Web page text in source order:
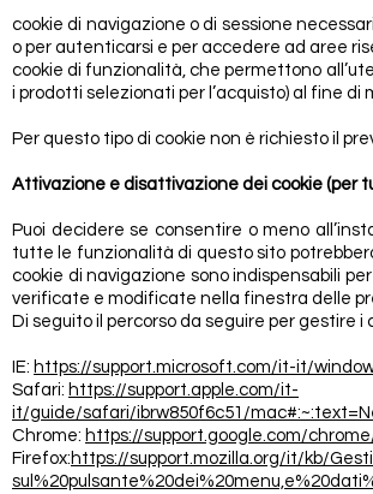
cookie di navigazione o di sessione
o per autenticarsi e per accedere ad aree
cookie di funzionalità, che permettono
i prodotti selezionati per l’acquisto) al fine di
Per questo tipo di cookie non è richiesto il
Attivazione e disattivazione dei cookie (per
Puoi decidere se consentire o meno
tutte le funzionalità di questo sito
cookie di navigazione sono indispensabili
verificate e modificate nella finestra delle
Di seguito il percorso da seguire per gestire i
IE: https://support.microsoft.com/it-it/
Safari: https://support.apple.com/it-
it/guide/safari/ibrw850f6c51/
Chrome: https://support.google.com/
Firefox: https://support.mozilla.org/it/kb/